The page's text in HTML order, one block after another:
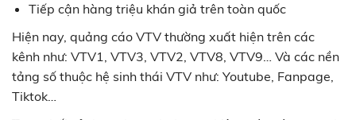
Tiếp cận hàng triệu khán giả trên toàn quốc
Hiện nay, quảng cáo VTV thường xuất hiện trên các
kênh như: VTV1, VTV3, VTV2, VTV8, VTV9… Và các nền
tảng số thuộc hệ sinh thái VTV như: Youtube, Fanpage,
Tiktok…